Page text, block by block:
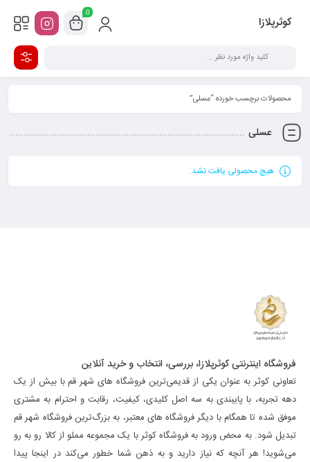
کوثرپلازا
0
محصولات برچسب خورده “عسلی”
عسلی
هیچ محصولی یافت نشد.
فروشگاه اینترنتی کوثرپلازا، بررسی، انتخاب و خرید آنلاین
تعاونی کوثر به عنوان یکی از قدیمی‌ترین فروشگاه های شهر قم با بیش از یک
دهه تجربه، با پایبندی به سه اصل کلیدی، کیفیت، رقابت و احترام به مشتری
موفق شده تا همگام با دیگر فروشگاه های معتبر، به بزرگ‌ترین فروشگاه شهر قم
تبدیل شود. به محض ورود به فروشگاه کوثر با یک مجموعه مملو از کالا رو به رو
می‌شوید! هر آنچه که نیاز دارید و به ذهن شما خطور می‌کند در اینجا پیدا